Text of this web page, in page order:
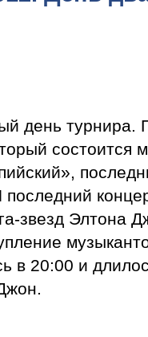
день турнира.
звезд Элтона
в 20:00 и